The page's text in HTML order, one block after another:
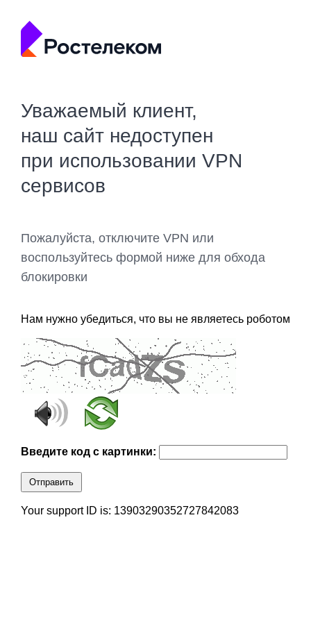
Уважаемый клиент,
наш сайт недоступен
при использовании VPN
сервисов
Пожалуйста, отключите VPN или
воспользуйтесь формой ниже для обхода
блокировки
Нам нужно убедиться, что вы не являетесь роботом
Введите код с картинки:
Отправить
Your support ID is: 13903290352727842083